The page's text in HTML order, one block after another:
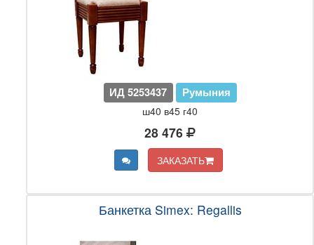
ИД 5253437 Румыния
ш40 в45 г40
28 476
ЗАКАЗАТЬ
Банкетка Simex: Regallis